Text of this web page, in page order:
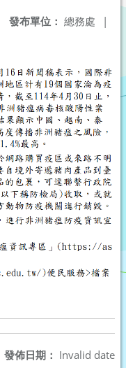
發布單位： 總務處 |
發佈日期： Invalid date